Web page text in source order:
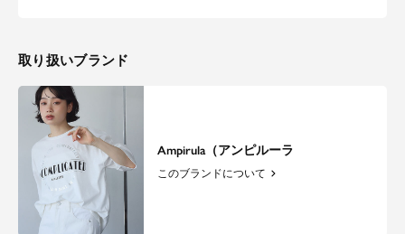
取り扱いブランド
Ampirula（アンピルーラ
このブランドについて